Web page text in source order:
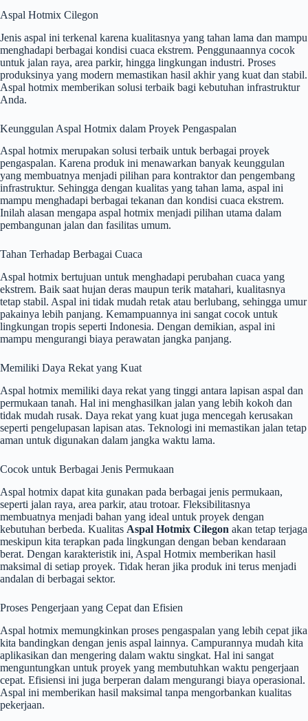
Aspal Hotmix Cilegon
Jenis aspal ini terkenal karena kualitasnya yang tahan lama dan mampu
menghadapi berbagai kondisi cuaca ekstrem. Penggunaannya cocok
untuk jalan raya, area parkir, hingga lingkungan industri. Proses
produksinya yang modern memastikan hasil akhir yang kuat dan stabil.
Aspal hotmix memberikan solusi terbaik bagi kebutuhan infrastruktur
Anda.
Keunggulan Aspal Hotmix dalam Proyek Pengaspalan
Aspal hotmix merupakan solusi terbaik untuk berbagai proyek
pengaspalan. Karena produk ini menawarkan banyak keunggulan
yang membuatnya menjadi pilihan para kontraktor dan pengembang
infrastruktur. Sehingga dengan kualitas yang tahan lama, aspal ini
mampu menghadapi berbagai tekanan dan kondisi cuaca ekstrem.
Inilah alasan mengapa aspal hotmix menjadi pilihan utama dalam
pembangunan jalan dan fasilitas umum.
Tahan Terhadap Berbagai Cuaca
Aspal hotmix bertujuan untuk menghadapi perubahan cuaca yang
ekstrem. Baik saat hujan deras maupun terik matahari, kualitasnya
tetap stabil. Aspal ini tidak mudah retak atau berlubang, sehingga umur
pakainya lebih panjang. Kemampuannya ini sangat cocok untuk
lingkungan tropis seperti Indonesia. Dengan demikian, aspal ini
mampu mengurangi biaya perawatan jangka panjang.
Memiliki Daya Rekat yang Kuat
Aspal hotmix memiliki daya rekat yang tinggi antara lapisan aspal dan
permukaan tanah. Hal ini menghasilkan jalan yang lebih kokoh dan
tidak mudah rusak. Daya rekat yang kuat juga mencegah kerusakan
seperti pengelupasan lapisan atas. Teknologi ini memastikan jalan tetap
aman untuk digunakan dalam jangka waktu lama.
Cocok untuk Berbagai Jenis Permukaan
Aspal hotmix dapat kita gunakan pada berbagai jenis permukaan,
seperti jalan raya, area parkir, atau trotoar. Fleksibilitasnya
membuatnya menjadi bahan yang ideal untuk proyek dengan
kebutuhan berbeda. Kualitas Aspal Hotmix Cilegon akan tetap terjaga
meskipun kita terapkan pada lingkungan dengan beban kendaraan
berat. Dengan karakteristik ini, Aspal Hotmix memberikan hasil
maksimal di setiap proyek. Tidak heran jika produk ini terus menjadi
andalan di berbagai sektor.
Proses Pengerjaan yang Cepat dan Efisien
Aspal hotmix memungkinkan proses pengaspalan yang lebih cepat jika
kita bandingkan dengan jenis aspal lainnya. Campurannya mudah kita
aplikasikan dan mengering dalam waktu singkat. Hal ini sangat
menguntungkan untuk proyek yang membutuhkan waktu pengerjaan
cepat. Efisiensi ini juga berperan dalam mengurangi biaya operasional.
Aspal ini memberikan hasil maksimal tanpa mengorbankan kualitas
pekerjaan.